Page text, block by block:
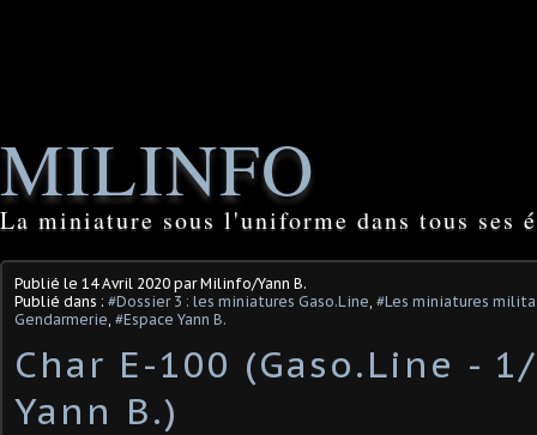
MILINFO
La miniature sous l'uniforme dans tous ses
Publié le 14 Avril 2020 par Milinfo/Yann B.
Publié dans : #Dossier 3 : les miniatures Gaso.Line, #Les miniatures
Gendarmerie, #Espace Yann B.
Char E-100 (Gaso.Line -
Yann B.)